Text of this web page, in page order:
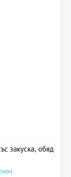
закуска, обяд